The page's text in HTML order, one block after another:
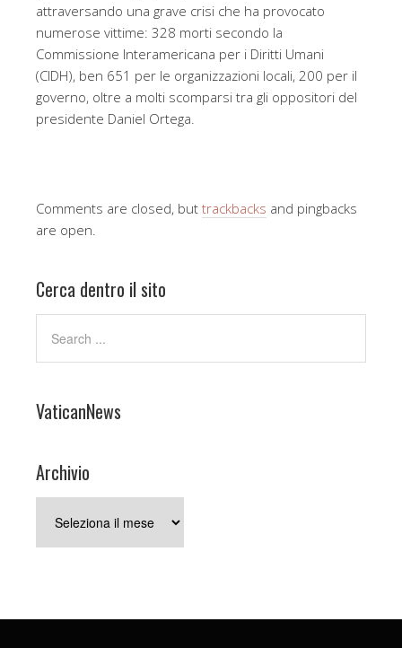
attraversando una grave crisi che ha provocato
numerose vittime: 328 morti secondo la
Commissione Interamericana per i Diritti Umani
(CIDH), ben 651 per le organizzazioni locali, 200 per il
governo, oltre a molti scomparsi tra gli oppositori del
presidente Daniel Ortega.
Comments are closed, but trackbacks and pingbacks
are open.
Cerca dentro il sito
VaticanNews
Archivio